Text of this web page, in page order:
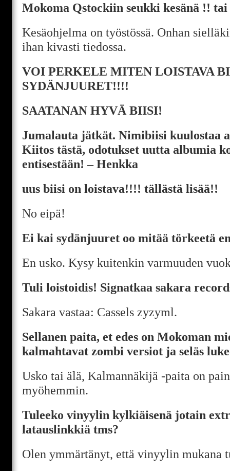
Mokoma Qstockiin seukki kesänä !!
Kesäohjelma on työstössä. Onhan
ihan kivasti tiedossa.
VOI PERKELE MITEN LOISTAVA
SYDÄNJUURET!!!!
SAATANAN HYVÄ BIISI!
Jumalauta jätkät. Nimibiisi kuulostaa
Kiitos tästä, odotukset uutta albumia
entisestään! – Henkka
uus biisi on loistava!!!! tällästä lisää!!
No eipä!
Ei kai sydänjuuret oo mitää törkeetä
En usko. Kysy kuitenkin varmuuden
Tuli loistoidis! Signatkaa sakara
Sakara vastaa: Cassels zyzyml.
Sellanen paita, et edes on Mokoman
kalmahtavat zombi versiot ja seläs
Usko tai älä, Kalmannäkijä -paita on
myöhemmin.
Tuleeko vinyylin kylkiäisenä jotain
latauslinkkiä tms?
Olen ymmärtänyt, että vinyylin mukana